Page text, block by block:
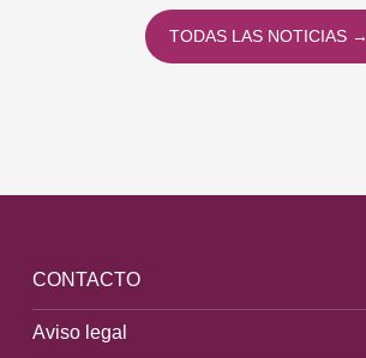
TODAS LAS NOTICIAS →
CONTACTO
Aviso legal